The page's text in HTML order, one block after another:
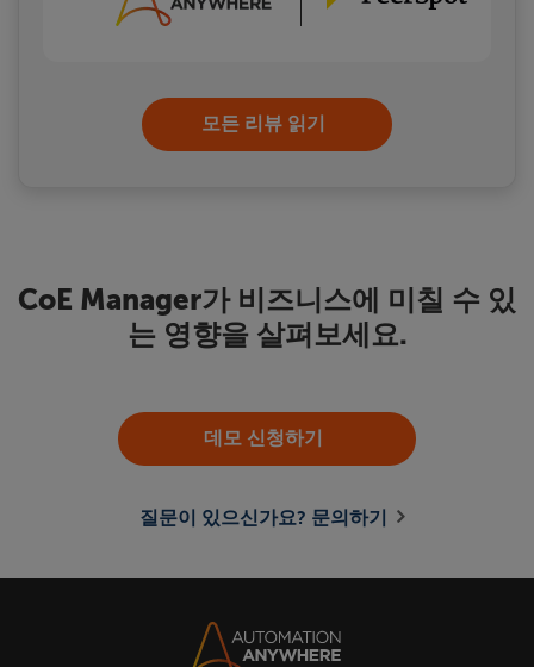
모든 리뷰 읽기
CoE Manager가 비즈니스에 미칠 수 있
는 영향을 살펴보세요.
데모 신청하기
질문이 있으신가요? 문의하기